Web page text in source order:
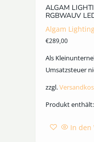
ALGAM
RGBWAUV
Algam
€289,00
Als
Umsatzsteuer
zzgl.
Produkt enthält:
In den